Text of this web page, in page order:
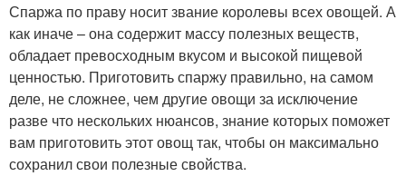
Спаржа по праву носит звание королевы всех овощей. А
как иначе – она содержит массу полезных веществ,
обладает превосходным вкусом и высокой пищевой
ценностью. Приготовить спаржу правильно, на самом
деле, не сложнее, чем другие овощи за исключение
разве что нескольких нюансов, знание которых поможет
вам приготовить этот овощ так, чтобы он максимально
сохранил свои полезные свойства.